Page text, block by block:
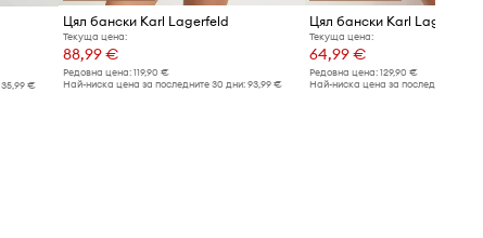
35,99 €
Цял бански Karl Lagerfeld
Текуща цена:
88,99 €
Редовна цена:119,90 €
Най-ниска цена за последните 30 дни:93,99 €
Цял бански Karl Lagerfeld
Текуща цена:
64,99 €
Редовна цена: 129,90 €
Най-ниска цена за последните 30